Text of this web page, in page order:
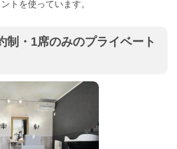
トを使っています。
・1席のみのプライベート